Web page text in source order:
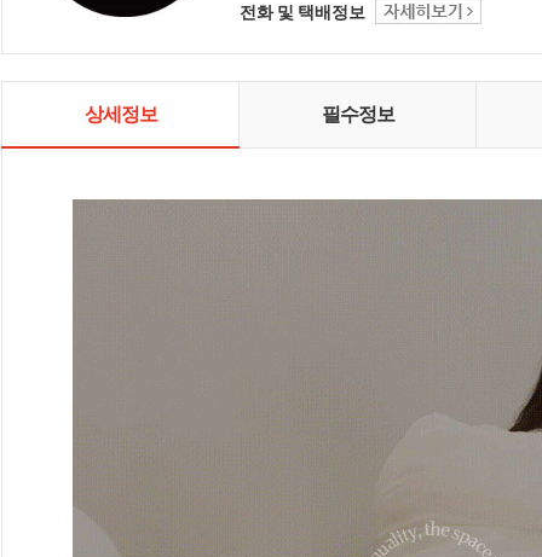
전화 및 택배정보
상세정보 필수정보